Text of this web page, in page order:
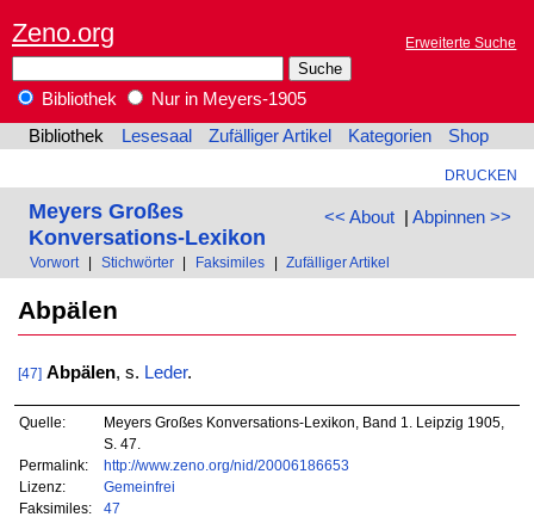
Zeno.org Erweiterte Suche
Bibliothek
Nur in Meyers-1905
Bibliothek
Lesesaal Zufälliger Artikel Kategorien Shop
DRUCKEN
<< About| Abpinnen >>
Meyers Großes
Konversations-Lexikon
Vorwort Stichwörter Faksimiles Zufälliger Artikel
Abpälen
[47] Abpälen, s. Leder.
Quelle:
Meyers Großes Konversations-Lexikon, Band 1. Leipzig 1905,
S. 47.
Permalink:
http://www.zeno.org/nid/20006186653
Lizenz:
Gemeinfrei
Faksimiles:
47